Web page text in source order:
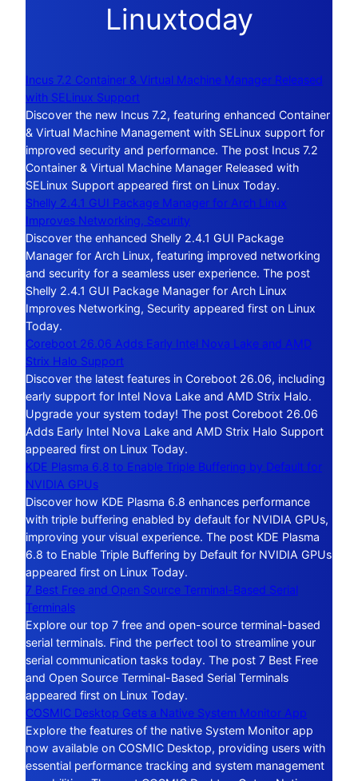
Linuxtoday
Incus 7.2 Container & Virtual Machine Manager Released
with SELinux Support
Discover the new Incus 7.2, featuring enhanced Container
& Virtual Machine Management with SELinux support for
improved security and performance. The post Incus 7.2
Container & Virtual Machine Manager Released with
SELinux Support appeared first on Linux Today.
Shelly 2.4.1 GUI Package Manager for Arch Linux
Improves Networking, Security
Discover the enhanced Shelly 2.4.1 GUI Package
Manager for Arch Linux, featuring improved networking
and security for a seamless user experience. The post
Shelly 2.4.1 GUI Package Manager for Arch Linux
Improves Networking, Security appeared first on Linux
Today.
Coreboot 26.06 Adds Early Intel Nova Lake and AMD
Strix Halo Support
Discover the latest features in Coreboot 26.06, including
early support for Intel Nova Lake and AMD Strix Halo.
Upgrade your system today! The post Coreboot 26.06
Adds Early Intel Nova Lake and AMD Strix Halo Support
appeared first on Linux Today.
KDE Plasma 6.8 to Enable Triple Buffering by Default for
NVIDIA GPUs
Discover how KDE Plasma 6.8 enhances performance
with triple buffering enabled by default for NVIDIA GPUs,
improving your visual experience. The post KDE Plasma
6.8 to Enable Triple Buffering by Default for NVIDIA GPUs
appeared first on Linux Today.
7 Best Free and Open Source Terminal-Based Serial
Terminals
Explore our top 7 free and open-source terminal-based
serial terminals. Find the perfect tool to streamline your
serial communication tasks today. The post 7 Best Free
and Open Source Terminal-Based Serial Terminals
appeared first on Linux Today.
COSMIC Desktop Gets a Native System Monitor App
Explore the features of the native System Monitor app
now available on COSMIC Desktop, providing users with
essential performance tracking and system management